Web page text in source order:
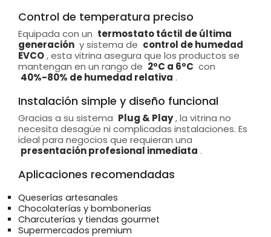
Control de temperatura preciso
Equipada con un termostato táctil de última
generación y sistema de control de humedad
EVCO, esta vitrina asegura que los productos se
mantengan en un rango de 2ºC a 6ºC con
40%-80% de humedad relativa .
Instalación simple y diseño funcional
Gracias a su sistema Plug & Play, la vitrina no
necesita desagüe ni complicadas instalaciones. Es
ideal para negocios que requieran una
presentación profesional inmediata .
Aplicaciones recomendadas
Queserías artesanales
Chocolaterías y bombonerías
Charcuterías y tiendas gourmet
Supermercados premium